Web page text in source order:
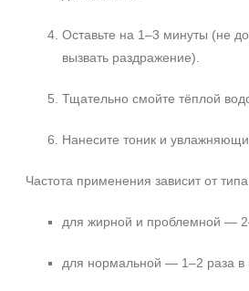
Оставьте на 1–3 минуты (не
вызвать раздражение).
Тщательно смойте тёплой
Нанесите тоник и
Частота применения зависит от
для жирной и проблемной —
для нормальной — 1–2 раза в